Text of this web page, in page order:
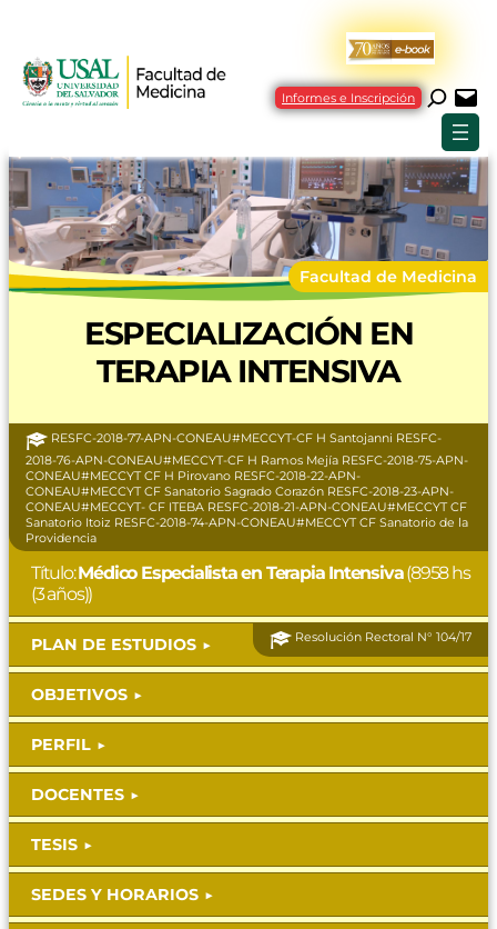
Informes e Inscripción
Facultad de Medicina
ESPECIALIZACIÓN EN
TERAPIA INTENSIVA
RESFC-2018-77-APN-CONEAU#MECCYT-CF H Santojanni RESFC-
2018-76-APN-CONEAU#MECCYT-CF H Ramos Mejía RESFC-2018-75-APN-
CONEAU#MECCYT CF H Pirovano RESFC-2018-22-APN-
CONEAU#MECCYT CF Sanatorio Sagrado Corazón RESFC-2018-23-APN-
CONEAU#MECCYT- CF ITEBA RESFC-2018-21-APN-CONEAU#MECCYT CF
Sanatorio Itoiz RESFC-2018-74-APN-CONEAU#MECCYT CF Sanatorio de la
Providencia
Título:Médico Especialista en Terapia Intensiva(8958 hs
(3 años))
Resolución Rectoral N° 104/17
PLAN DE ESTUDIOS
OBJETIVOS
PERFIL
DOCENTES
TESIS
SEDES Y HORARIOS